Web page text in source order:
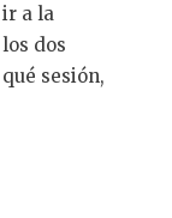
a la
dos
sesión,